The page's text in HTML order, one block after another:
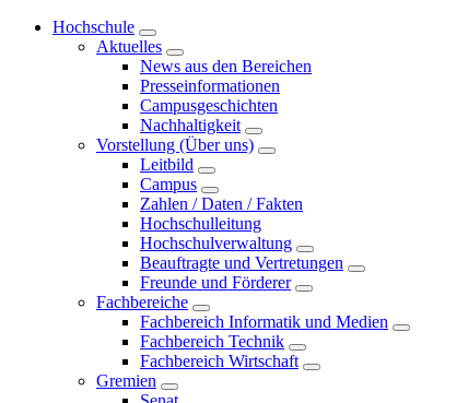
Hochschule
Aktuelles
News aus den Bereichen
Presseinformationen
Campusgeschichten
Nachhaltigkeit
Vorstellung (Über uns)
Leitbild
Campus
Zahlen / Daten / Fakten
Hochschulleitung
Hochschulverwaltung
Beauftragte und Vertretungen
Freunde und Förderer
Fachbereiche
Fachbereich Informatik und Medien
Fachbereich Technik
Fachbereich Wirtschaft
Gremien